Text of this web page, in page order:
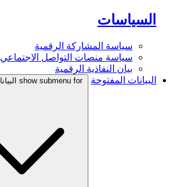
السياسات
سياسة المشاركة الرقمية
سياسة منصات التواصل الاجتماعي
بيان النفاذية الرقمية
البيانات المفتوحة
show submenu for البيانات المفتوحة